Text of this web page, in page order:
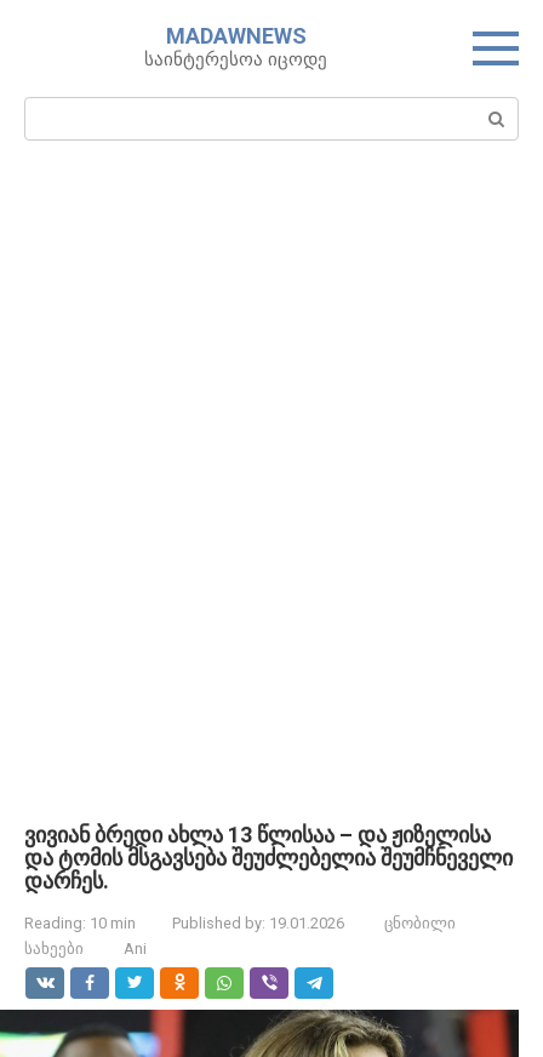
MADAWNEWS
საინტერესოა იცოდე
Search:
ვივიან ბრედი ახლა 13 წლისაა – და ჟიზელისა
და ტომის მსგავსება შეუძლებელია შეუმჩნეველი
დარჩეს.
Reading: 10 min Published by: 19.01.2026
ცნობილი
სახეები
Ani